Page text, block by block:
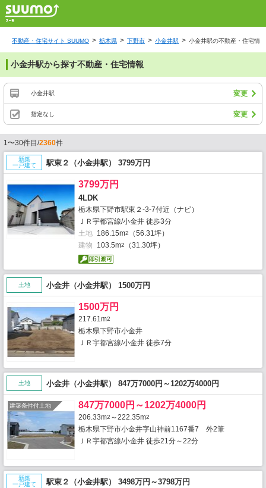
不動産・住宅サイト SUUMO 栃木県 下野市 小金井駅 小金井駅の不動産・住宅情報
小金井駅から探す不動産・住宅情報
小金井駅 変更
指定なし 変更
1〜30件目/2360件
新築
一戸建て
駅東２（小金井駅） 3799万円
3799万円
4LDK
栃木県下野市駅東２-3-7付近（ナビ）
ＪＲ宇都宮線/小金井 徒歩3分
土地 186.15m2
（56.31坪）
建物
103.5m2 （31.30坪）
土地 小金井（小金井駅） 1500万円
1500万円
217.61m2
栃木県下野市小金井
ＪＲ宇都宮線/小金井 徒歩7分
土地 小金井（小金井駅） 847万7000円～1202万4000円
建築条件付土地 847万7000円～1202万4000円
206.33m2 ～222.35m2
栃木県下野市小金井字山神前1167番7 外2筆
ＪＲ宇都宮線/小金井 徒歩21分～22分
新築
一戸建て
駅東２（小金井駅） 3498万円～3798万円